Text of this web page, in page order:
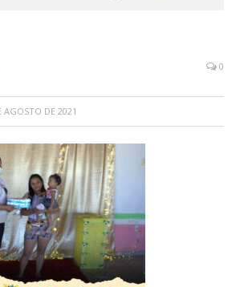
0
AGOSTO DE 2021